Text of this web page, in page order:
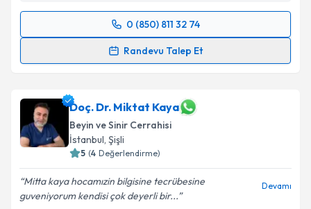
0 (850) 811 32 74
Randevu Talep Et
Randevu Takvimi Talebi
takvim hazırlandığında e-posta ile bilgilendireceğiz.
E-posta Adresiniz
Kişisel verilerimin işlenmesine ilişkin
Doç. Dr. Miktat Kaya
Beyin ve Sinir Cerrahisi
İstanbul, Şişli
5 (4 Değerlendirme)
Mitta kaya hocamızin bilgisine tecrübesine
guveniyorum kendisi çok deyerli bir...
Devamı